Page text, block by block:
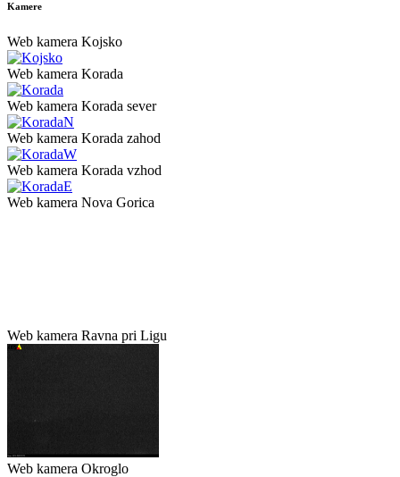
Kamere
Web kamera Kojsko
Web kamera Korada
Web kamera Korada sever
Web kamera Korada zahod
Web kamera Korada vzhod
Web kamera Nova Gorica
Web kamera Ravna pri Ligu
Web kamera Okroglo